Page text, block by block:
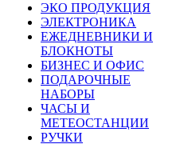
ЭКО ПРОДУКЦИЯ
ЭЛЕКТРОНИКА
ЕЖЕДНЕВНИКИ И
БЛОКНОТЫ
БИЗНЕС И ОФИС
ПОДАРОЧНЫЕ
НАБОРЫ
ЧАСЫ И
МЕТЕОСТАНЦИИ
РУЧКИ